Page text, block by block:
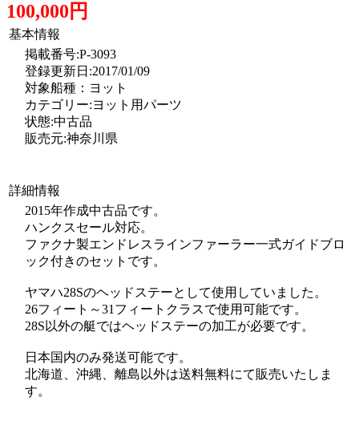
100,000円
基本情報
掲載番号:P-3093
登録更新日:2017/01/09
対象船種：ヨット
カテゴリー:ヨット用パーツ
状態:中古品
販売元:神奈川県
詳細情報
2015年作成中古品です。
ハンクスセール対応。
ファクナ製エンドレスラインファーラー一式ガイドブロ
ック付きのセットです。
ヤマハ28Sのヘッドステーとして使用していました。
26フィート～31フィートクラスで使用可能です。
28S以外の艇ではヘッドステーの加工が必要です。
日本国内のみ発送可能です。
北海道、沖縄、離島以外は送料無料にて販売いたしま
す。